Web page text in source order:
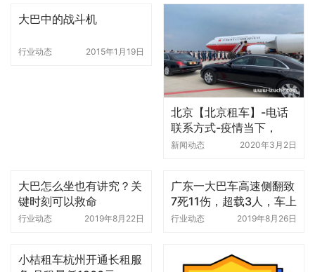
大巴中的战斗机
行业动态 2015年1月19日
北京【北京租车】-电话
联系方式-疫情当下，
【北京租车】与用户共渡
新闻动态 2020年3月2日
大巴怎么坐也有讲究？关
键时刻可以救命
行业动态 2019年8月22日
广东一大巴车高速侧翻致
7死11伤，超载3人，车上
有4名儿童
行业动态 2019年8月26日
小桔租车杭州开通长租服